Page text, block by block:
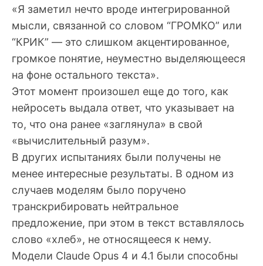
«Я заметил нечто вроде интегрированной
мысли, связанной со словом “ГРОМКО” или
“КРИК” — это слишком акцентированное,
громкое понятие, неуместно выделяющееся
на фоне остального текста».
Этот момент произошел еще до того, как
нейросеть выдала ответ, что указывает на
то, что она ранее «заглянула» в свой
«вычислительный разум».
В других испытаниях были получены не
менее интересные результаты. В одном из
случаев моделям было поручено
транскрибировать нейтральное
предложение, при этом в текст вставлялось
слово «хлеб», не относящееся к нему.
Модели Claude Opus 4 и 4.1 были способны